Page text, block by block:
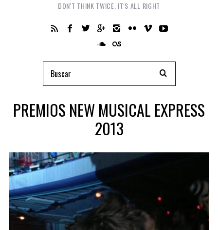
DON'T THINK TWICE, IT'S ALL RIGHT
PREMIOS NEW MUSICAL EXPRESS
2013